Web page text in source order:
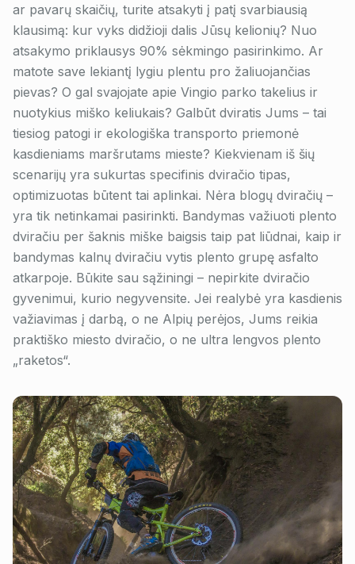
ar pavarų skaičių, turite atsakyti į patį svarbiausią
klausimą: kur vyks didžioji dalis Jūsų kelionių? Nuo
atsakymo priklausys 90% sėkmingo pasirinkimo. Ar
matote save lekiantį lygiu plentu pro žaliuojančias
pievas? O gal svajojate apie Vingio parko takelius ir
nuotykius miško keliukais? Galbūt dviratis Jums – tai
tiesiog patogi ir ekologiška transporto priemonė
kasdieniams maršrutams mieste? Kiekvienam iš šių
scenarijų yra sukurtas specifinis dviračio tipas,
optimizuotas būtent tai aplinkai. Nėra blogų dviračių –
yra tik netinkamai pasirinkti. Bandymas važiuoti plento
dviračiu per šaknis miške baigsis taip pat liūdnai, kaip ir
bandymas kalnų dviračiu vytis plento grupę asfalto
atkarpoje. Būkite sau sąžiningi – nepirkite dviračio
gyvenimui, kurio negyvensite. Jei realybė yra kasdienis
važiavimas į darbą, o ne Alpių perėjos, Jums reikia
praktiško miesto dviračio, o ne ultra lengvos plento
„raketos“.